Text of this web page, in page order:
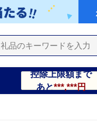
控除上限額まで
あと***,***円